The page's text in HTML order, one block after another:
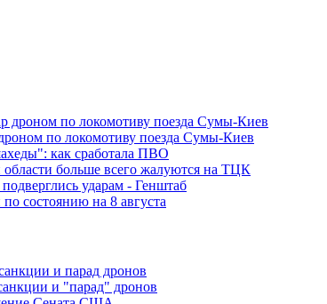
по локомотиву поезда Сумы-Киев
как сработала ПВО
области больше всего жалуются на ТЦК
ударам - Генштаб
состоянию на 8 августа
и "парад" дронов